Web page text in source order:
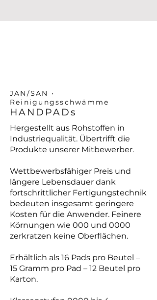
JAN/SAN •
Reinigungsschwämme
HANDPADs
Hergestellt aus Rohstoffen in
Industriequalität. Übertrifft die
Produkte unserer Mitbewerber.
Wettbewerbsfähiger Preis und
längere Lebensdauer dank
fortschrittlicher Fertigungstechnik
bedeuten insgesamt geringere
Kosten für die Anwender. Feinere
Körnungen wie 000 und 0000
zerkratzen keine Oberflächen.
Erhältlich als 16 Pads pro Beutel –
15 Gramm pro Pad – 12 Beutel pro
Karton.